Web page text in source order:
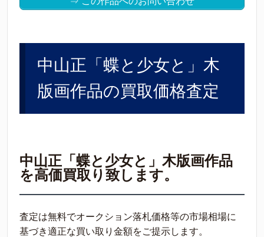
中山正「蝶と少女と」木
版画作品の買取価格査定
中山正「蝶と少女と」木版画作品
を高価買取り致します。
査定は無料でオークション落札価格等の市場相場に
基づき適正な買い取り金額をご提示します。